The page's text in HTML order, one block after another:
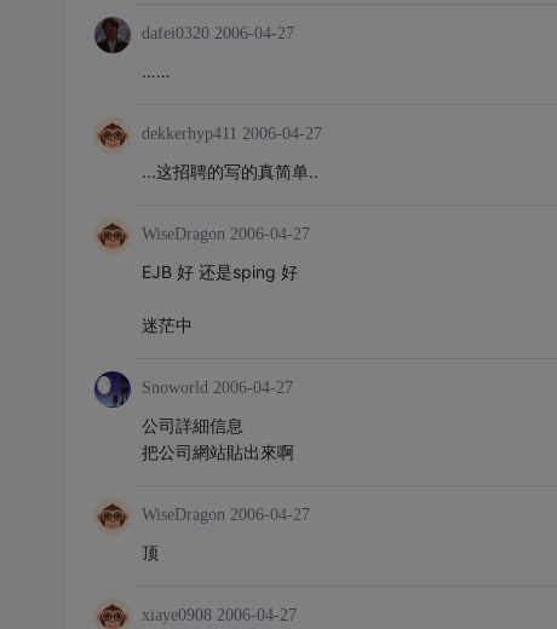
dafei0320 2006-04-27
……
dekkerhyp411 2006-04-27
...这招聘的写的真简单..
WiseDragon 2006-04-27
EJB 好 还是sping 好
迷茫中
Snoworld 2006-04-27
公司詳細信息
把公司網站貼出來啊
WiseDragon 2006-04-27
顶
xiaye0908 2006-04-27